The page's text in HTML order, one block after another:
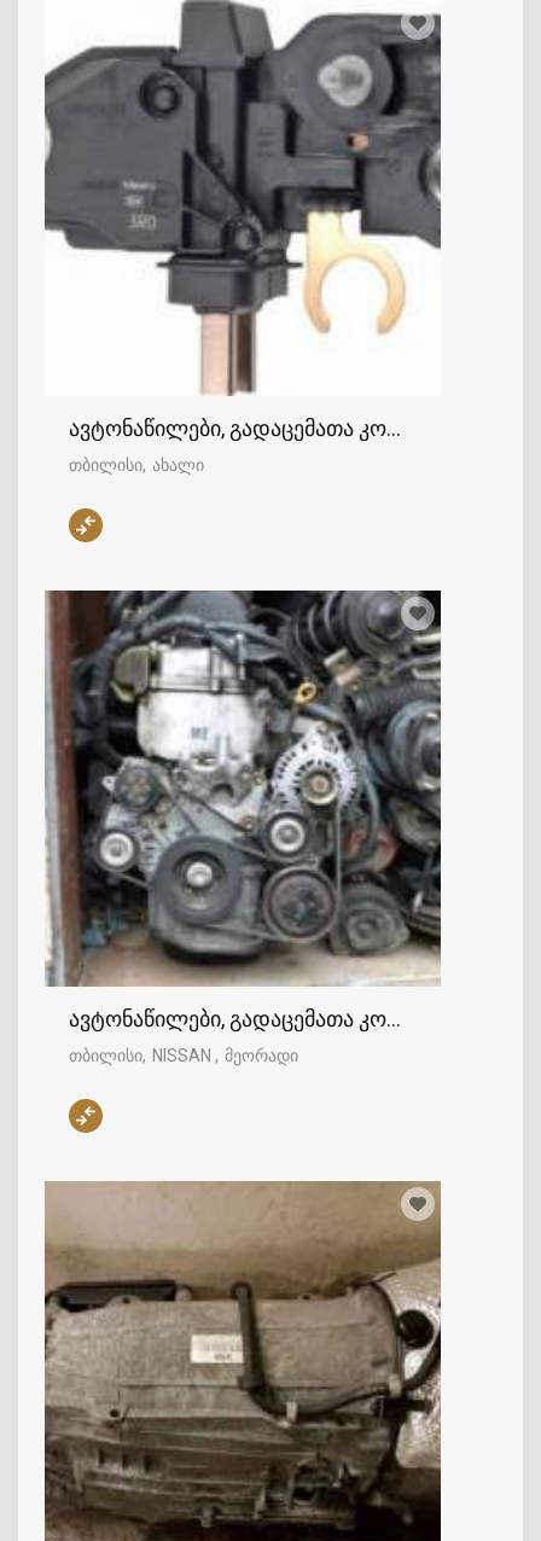
ავტონაწილები, გადაცემათა კოლოფი, ხიდი,
თბილისი ახალი
ავტონაწილები, გადაცემათა კოლოფი, ხიდი,
თბილისი NISSAN მეორადი